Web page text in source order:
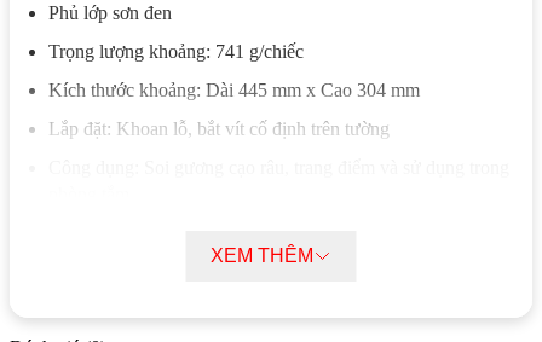
Phủ lớp sơn đen
Trọng lượng khoảng: 741 g/chiếc
Kích thước khoảng: Dài 445 mm x Cao 304 mm
Lắp đặt: Khoan lỗ, bắt vít cố định trên tường
Tính năng nổi bật Gương Trang Điểm
Gương nhà tắm GCK18B hỗ trợ thao tác soi gương thuận tiện
XEM THÊM